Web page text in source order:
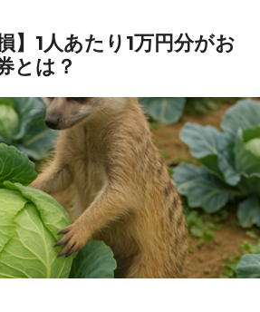
】1人あたり1万円分がお
とは？